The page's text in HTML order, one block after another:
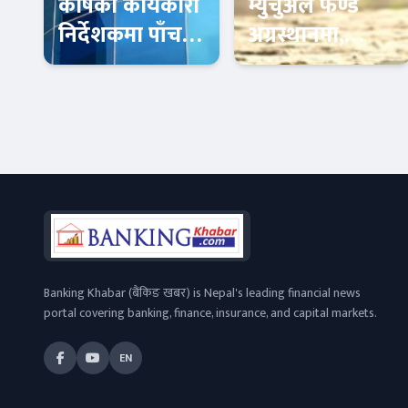
निर्देशकमा पाँच
जना अन्तिम
अग्रस्थानमा,
लगानीकर्ताको
Banking Khabar (बैंकिङ खबर) is Nepal's leading financial news
portal covering banking, finance, insurance, and capital markets.
EN